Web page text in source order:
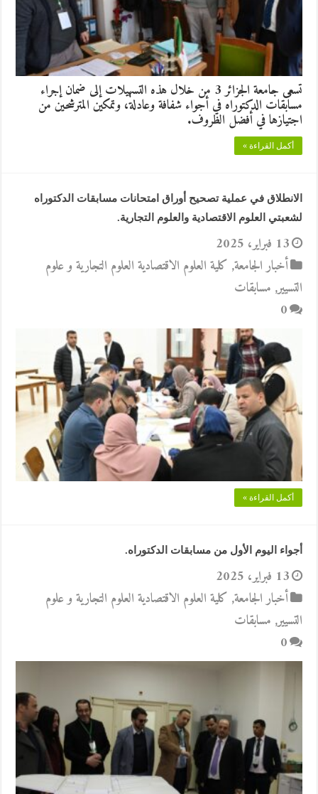
تسعى جامعة الجزائر 3 من خلال هذه التسهيلات إلى ضمان إجراء
مسابقات الدكتوراه في أجواء شفافة وعادلة، وتمكين المترشحين من
اجتيازها في أفضل الظروف.
أكمل القراءة »
الانطلاق في عملية تصحيح أوراق امتحانات مسابقات الدكتوراه
لشعبتي العلوم الاقتصادية والعلوم التجارية.
13 فبراير، 2025
أخبار الجامعة, كلية العلوم الاقتصادية العلوم التجارية و علوم
التسيير, مسابقات
0
أكمل القراءة »
أجواء اليوم الأول من مسابقات الدكتوراه.
13 فبراير، 2025
أخبار الجامعة, كلية العلوم الاقتصادية العلوم التجارية و علوم
التسيير, مسابقات
0